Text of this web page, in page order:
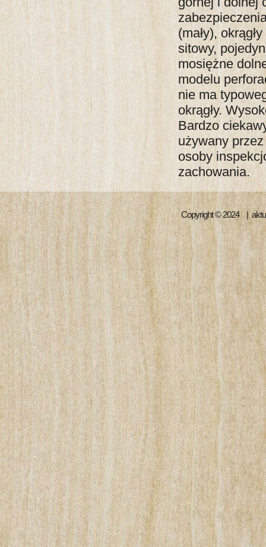
(mały),
sitowy,
mosiężne
modelu
nie ma
okrągły.
Bardzo
używany
osoby
Copyright © 2024 |